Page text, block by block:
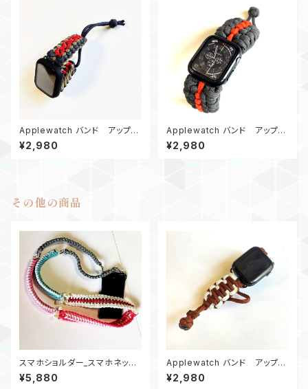
Applewatch バンド アップル
ウォッチバンド44_パラコード_エ
ンドレス滝_ネイビー
¥2,980
Applewatch バンド アップル
ウォッチバンド44_パラコード_B
E_グレーオレンジ
¥2,980
その他の商品
スマホショルダー_スマホネック
ストラップ_パラコードTrailblaz
erロング
¥5,880
Applewatch バンド アップル
ウォッチ バンド44_KC_白茶
¥2,980